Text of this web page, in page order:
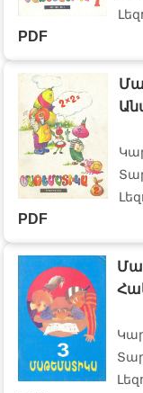
PDF
PDF